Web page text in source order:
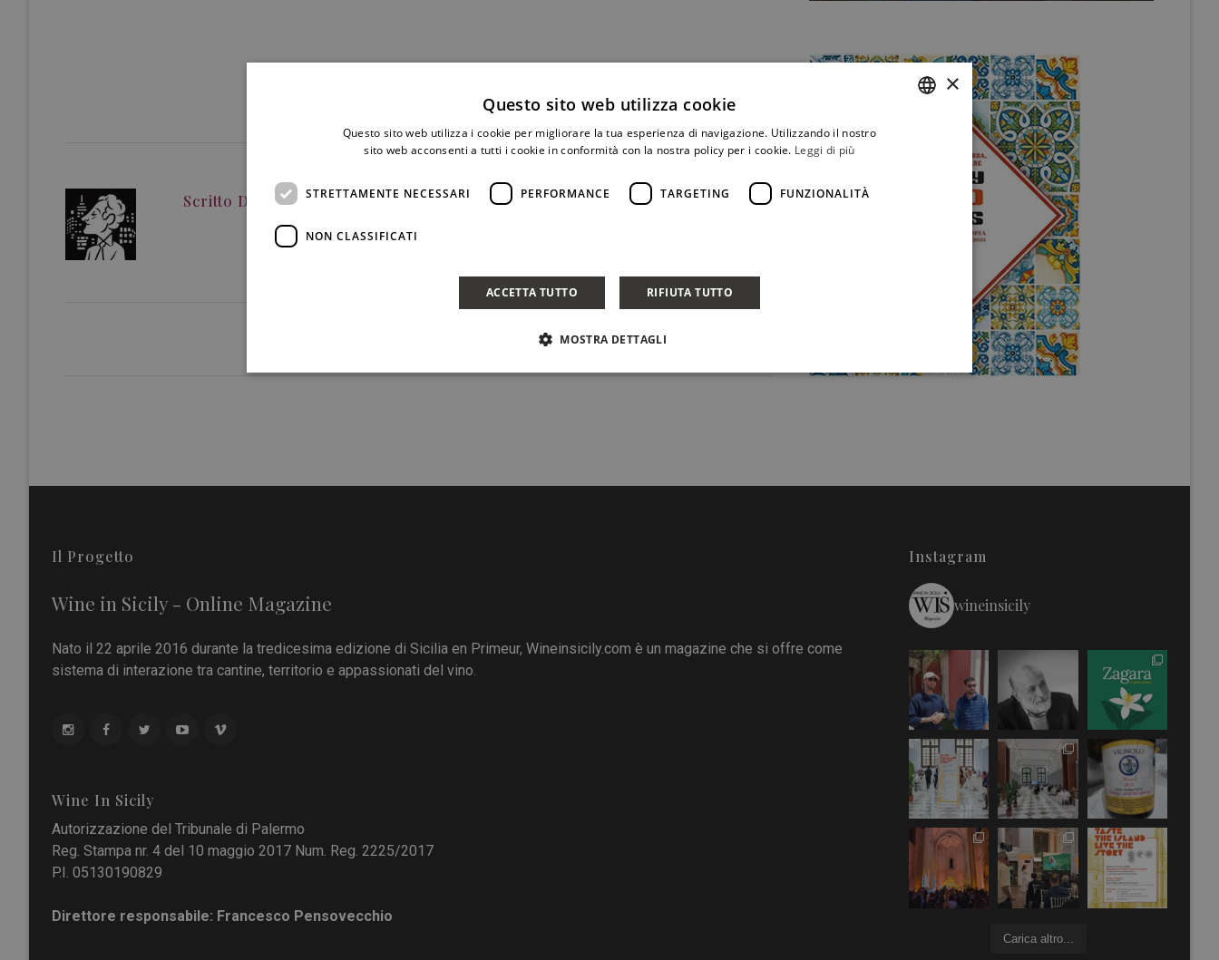
Scritto Da Redazione
Il Progetto
Wine in Sicily - Online Magazine
Nato il 22 aprile 2016 durante la tredicesima edizione di Sicilia en Primeur, Wineinsicily.com è un magazine che si offre come
sistema di interazione tra cantine, territorio e appassionati del vino.
Wine In Sicily
Autorizzazione del Tribunale di Palermo
Reg. Stampa nr. 4 del 10 maggio 2017 Num. Reg. 2225/2017
P.I. 05130190829
Direttore responsabile: Francesco Pensovecchio
Instagram
wineinsicily
Carica altro...
×
Questo sito web utilizza cookie
Questo sito web utilizza i cookie per migliorare la tua esperienza di navigazione. Utilizzando il nostro
sito web acconsenti a tutti i cookie in conformità con la nostra policy per i cookie. Leggi di più
STRETTAMENTE NECESSARI PERFORMANCE TARGETING FUNZIONALITÀ
NON CLASSIFICATI
ACCETTA TUTTO RIFIUTA TUTTO
MOSTRA DETTAGLI